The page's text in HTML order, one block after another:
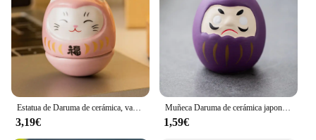
3,19€
Muñeca Daruma de cerámica japonesa, artesanía de dibujos animados, paisaje de gato de la suerte colorido, decoración del hogar, accesorios en miniatura, regalos de adorno de la fortuna
1,59€